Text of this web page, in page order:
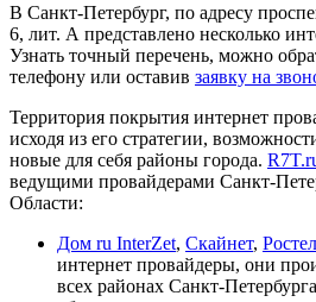
В Санкт-Петербург, по адресу
6, лит. А представлено несколько
Узнать точный перечень, можно
телефону или оставив заявку на
Территория покрытия интернет
исходя из его стратегии,
новые для себя районы города.
ведущими провайдерами Санкт-
Области:
Дом ru InterZet, Скайнет,
интернет провайдеры, они
всех районах Санкт-